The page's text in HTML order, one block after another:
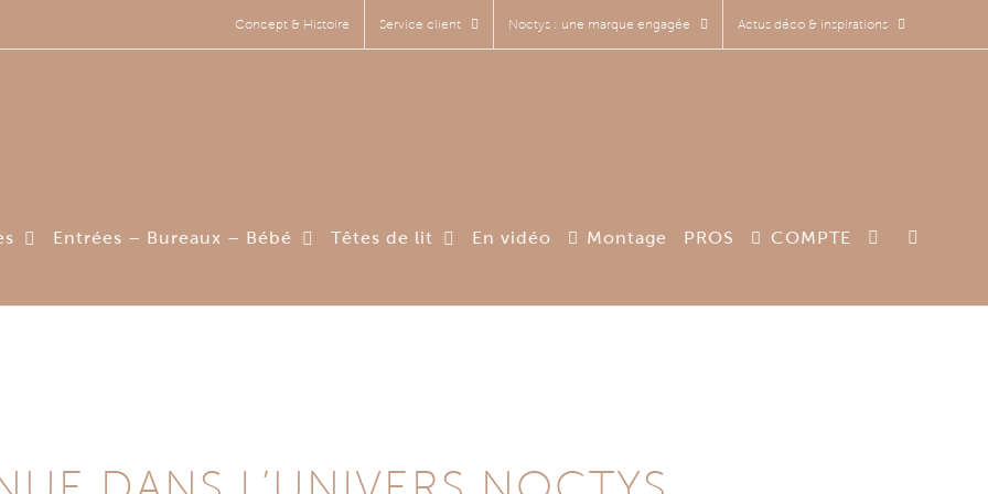
Concept & Histoire Service client Noctys : une marque engagée Actus déco & inspirations
Entrées – Bureaux – Bébé Têtes de lit En vidéo Montage PROS COMPTE